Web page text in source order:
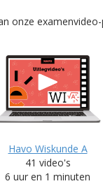
onze
Havo Wiskunde A
41 video's
6 uur en 1 minuten